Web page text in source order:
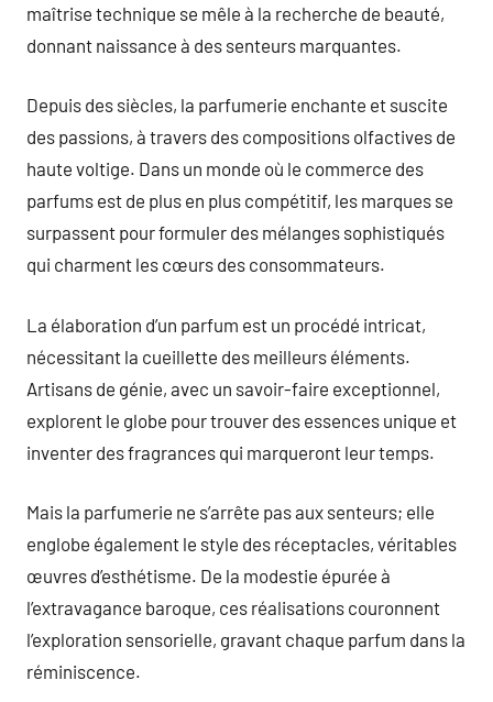
maîtrise technique se mêle à la recherche de beauté,
donnant naissance à des senteurs marquantes.
Depuis des siècles, la parfumerie enchante et suscite
des passions, à travers des compositions olfactives de
haute voltige. Dans un monde où le commerce des
parfums est de plus en plus compétitif, les marques se
surpassent pour formuler des mélanges sophistiqués
qui charment les cœurs des consommateurs.
La élaboration d’un parfum est un procédé intricat,
nécessitant la cueillette des meilleurs éléments.
Artisans de génie, avec un savoir-faire exceptionnel,
explorent le globe pour trouver des essences unique et
inventer des fragrances qui marqueront leur temps.
Mais la parfumerie ne s’arrête pas aux senteurs; elle
englobe également le style des réceptacles, véritables
œuvres d’esthétisme. De la modestie épurée à
l’extravagance baroque, ces réalisations couronnent
l’exploration sensorielle, gravant chaque parfum dans la
réminiscence.